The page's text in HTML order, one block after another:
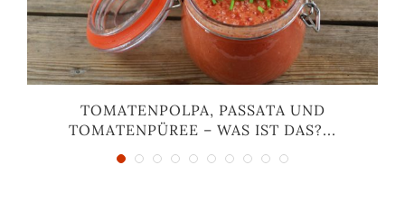
TOMATENPOLPA, PASSATA UND
TOMATENPÜREE – WAS IST DAS?...